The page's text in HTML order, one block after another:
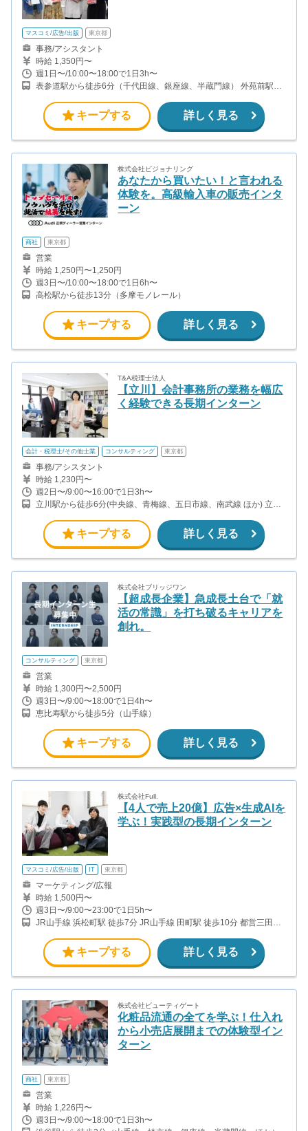
マスコミ/広告/出版 東京都
事務/アシスタント
時給 1,350円〜
週1日〜/10:00〜18:00で1日3h〜
表参道駅から徒歩6分（千代田線、銀座線、半蔵門線） 外苑前駅か
キープする 詳しく見る
株式会社ビジョナリング
あなたから買いたい！と言われる
体験を。高級輸入車の販売インタ
ーン
商社 東京都
営業
時給 1,250円〜1,250円
週3日〜/10:00〜18:00で1日6h〜
高松駅から徒歩13分（多摩モノレール）
キープする 詳しく見る
T&A税理士法人
【立川】会計事務所の業務を幅広
く経験できる長期インターン
会計・税理士/その他士業 コンサルティング 東京都
事務/アシスタント
時給 1,230円〜
週2日〜/9:00〜16:00で1日3h〜
立川駅から徒歩6分(中央線、青梅線、五日市線、南武線 ほか) 立川
レール)
キープする 詳しく見る
株式会社ブリッジワン
【超成長企業】急成長土台で「就
活の常識」を打ち破るキャリアを
創れ。
コンサルティング 東京都
営業
時給 1,300円〜2,500円
週3日〜/9:00〜18:00で1日4h〜
恵比寿駅から徒歩5分（山手線）
キープする 詳しく見る
株式会社Full.
【4人で売上20億】広告×生成AIを
学ぶ！実践型の長期インターン
マスコミ/広告/出版 IT 東京都
マーケティング/広報
時給 1,500円〜
週3日〜/9:00〜23:00で1日5h〜
JR山手線 浜松町駅 徒歩7分 JR山手線 田町駅 徒歩10分 都営三田線
徒歩7分
キープする 詳しく見る
株式会社ビューティゲート
化粧品流通の全てを学ぶ！仕入れ
から小売店展開までの体験型イン
ターン
商社 東京都
営業
時給 1,226円〜
週3日〜/9:00〜18:00で1日3h〜